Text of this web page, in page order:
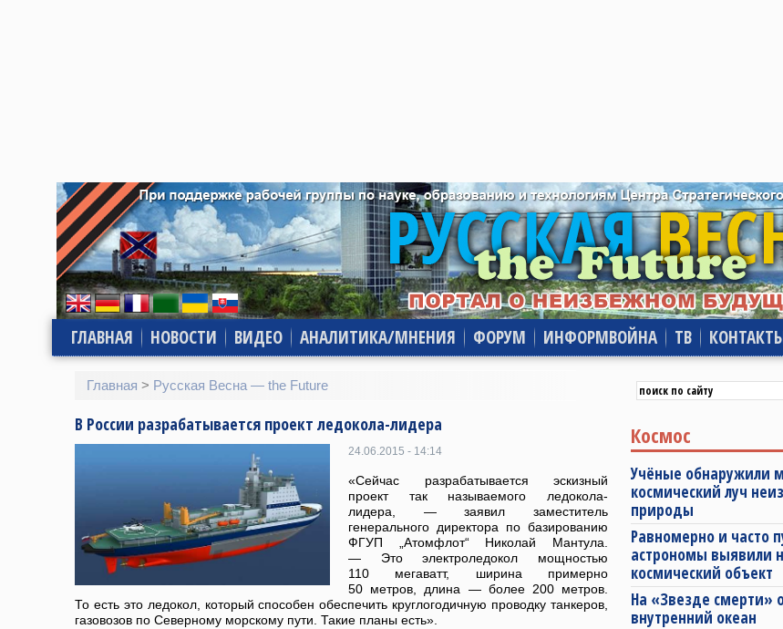
ГЛАВНАЯ НОВОСТИ ВИДЕО АНАЛИТИКА/МНЕНИЯ ФОРУМ ИНФОРМВОЙНА ТВ
Главная > Русская Весна — the Future
В России разрабатывается проект ледокола-лидера
24.06.2015 - 14:14
«Сейчас разрабатывается эскизный
проект так называемого ледокола-
лидера, — заявил заместитель
генерального директора по базированию
ФГУП „Атомфлот“ Николай Мантула.
— Это электроледокол мощностью
110 мегаватт, ширина примерно
50 метров, длина — более 200 метров.
То есть это ледокол, который способен обеспечить круглогодичную проводку танкеров,
газовозов по Северному морскому пути. Такие планы есть».
Космос
Учёные обнаружили
космический луч
природы
Равномерно и часто
астрономы выявили
космический объект
На «Звезде смерти»
внутренний океан